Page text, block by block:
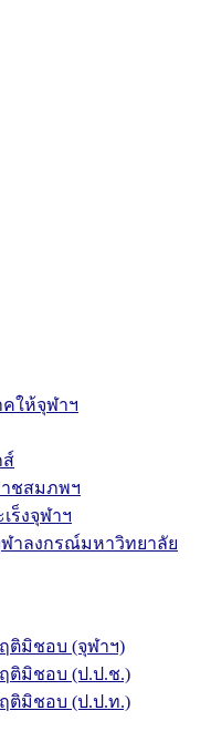
คให้จุฬาฯ
ส์
ชสมภพฯ
ร็งจุฬาฯ
ฬาลงกรณ์มหาวิทยาลัย
ติมิชอบ (จุฬาฯ)
ติมิชอบ (ป.ป.ช.)
ติมิชอบ (ป.ป.ท.)